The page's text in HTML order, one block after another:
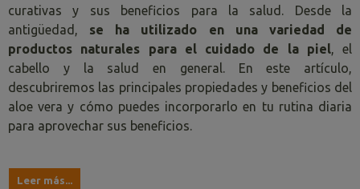
curativas y sus beneficios para la salud. Desde la
antigüedad, se ha utilizado en una variedad de
productos naturales para el cuidado de la piel, el
cabello y la salud en general. En este artículo,
descubriremos las principales propiedades y beneficios del
aloe vera y cómo puedes incorporarlo en tu rutina diaria
para aprovechar sus beneficios.
Leer más...